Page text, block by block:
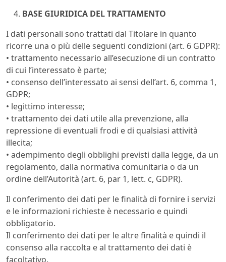
BASE GIURIDICA DEL TRATTAMENTO
I dati personali sono trattati dal Titolare in quanto
ricorre una o più delle seguenti condizioni (art. 6 GDPR):
• trattamento necessario all’esecuzione di un contratto
di cui l’interessato è parte;
• consenso dell’interessato ai sensi dell’art. 6, comma 1,
GDPR;
• legittimo interesse;
• trattamento dei dati utile alla prevenzione, alla
repressione di eventuali frodi e di qualsiasi attività
illecita;
• adempimento degli obblighi previsti dalla legge, da un
regolamento, dalla normativa comunitaria o da un
ordine dell’Autorità (art. 6, par 1, lett. c, GDPR).
Il conferimento dei dati per le finalità di fornire i servizi
e le informazioni richieste è necessario e quindi
obbligatorio.
Il conferimento dei dati per le altre finalità e quindi il
consenso alla raccolta e al trattamento dei dati è
facoltativo.